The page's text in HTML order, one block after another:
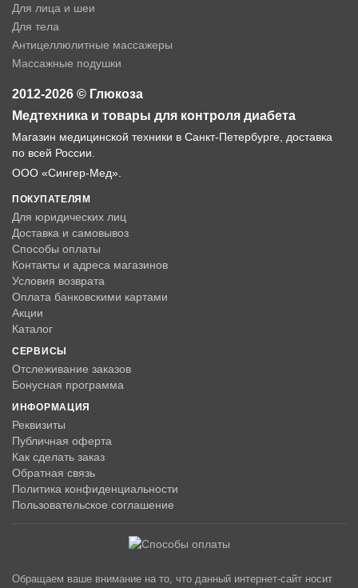
Для лица и шеи
Для тела
Антицеллюлитные массажеры
Массажные подушки
2012-2026 © Глюкоза
Медтехника и товары для контроля диабета
Магазин медицинской техники в Санкт-Петербурге, доставка
по всей России.
ООО «Сингер-Мед».
ПОКУПАТЕЛЯМ
Для юридических лиц
Доставка и самовывоз
Способы оплаты
Контакты и адреса магазинов
Условия возврата
Оплата банковскими картами
Акции
Каталог
СЕРВИСЫ
Отслеживание заказов
Бонусная программа
ИНФОРМАЦИЯ
Реквизиты
Публичная оферта
Как сделать заказ
Обратная связь
Политика конфиденциальности
Пользовательское соглашение
Обращаем ваше внимание на то, что данный интернет-сайт носит